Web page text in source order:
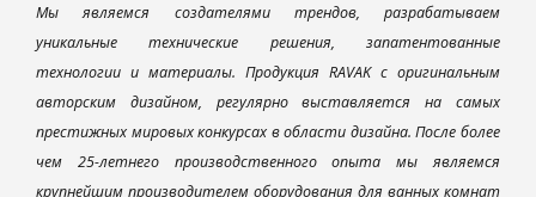
Мы являемся создателями трендов, разрабатываем
уникальные технические решения, запатентованные
технологии и материалы. Продукция RAVAK с оригинальным
авторским дизайном, регулярно выставляется на самых
престижных мировых конкурсах в области дизайна. После более
чем 25-летнего производственного опыта мы являемся
крупнейшим производителем оборудования для ванных комнат